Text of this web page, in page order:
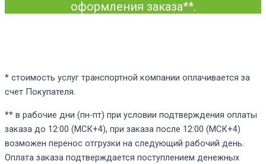
оформления заказа**.
* стоимость услуг транспортной компании оплачивается за
счет Покупателя.
** в рабочие дни (пн-пт) при условии подтверждения оплаты
заказа до 12:00 (МСК+4), при заказа после 12:00 (МСК+4)
возможен перенос отгрузки на следующий рабочий день.
Оплата заказа подтверждается поступлением денежных